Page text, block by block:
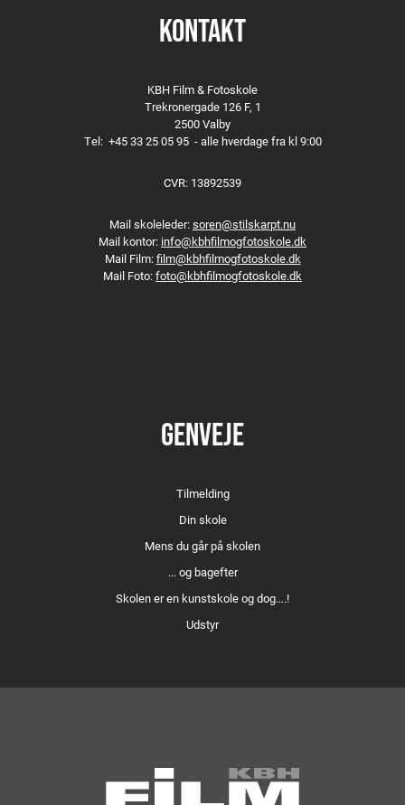
KONTAKT
KBH Film & Fotoskole
Trekronergade 126 F, 1
2500 Valby
Tel: +45 33 25 05 95- alle hverdage fra kl 9:00
CVR: 13892539
Mail skoleleder:soren@stilskarpt.nu
Mail kontor: info@kbhfilmogfotoskole.dk
Mail Film:film@kbhfilmogfotoskole.dk
Mail Foto:foto@kbhfilmogfotoskole.dk
GENVEJE
Tilmelding
Din skole
Mens du går på skolen
... og bagefter
Skolen er en kunstskole og dog….!
Udstyr